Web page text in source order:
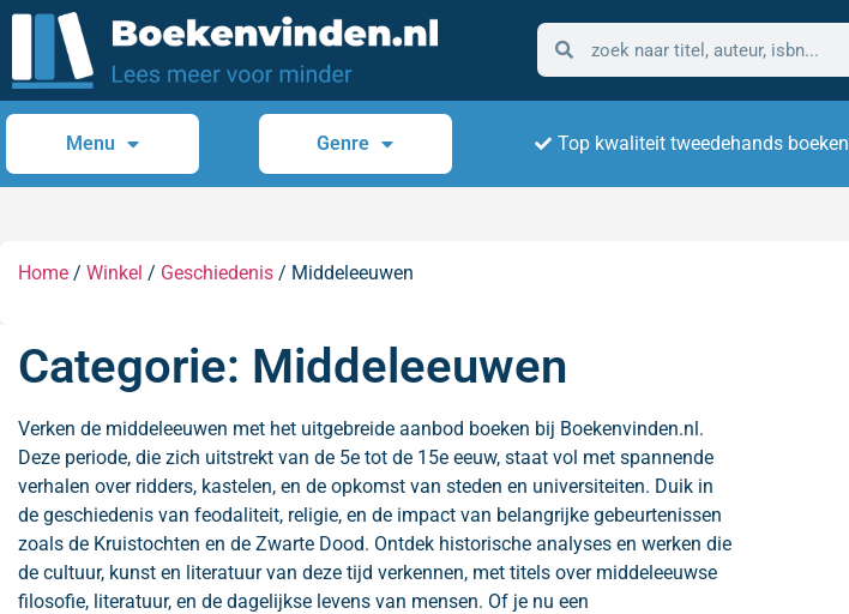
Menu Genre Top kwaliteit tweedehands boeken
Home / Winkel / Geschiedenis / Middeleeuwen
Categorie: Middeleeuwen
Verken de middeleeuwen met het uitgebreide aanbod boeken bij Boekenvinden.nl.
Deze periode, die zich uitstrekt van de 5e tot de 15e eeuw, staat vol met spannende
verhalen over ridders, kastelen, en de opkomst van steden en universiteiten. Duik in
de geschiedenis van feodaliteit, religie, en de impact van belangrijke gebeurtenissen
zoals de Kruistochten en de Zwarte Dood. Ontdek historische analyses en werken die
de cultuur, kunst en literatuur van deze tijd verkennen, met titels over middeleeuwse
filosofie, literatuur, en de dagelijkse levens van mensen. Of je nu een